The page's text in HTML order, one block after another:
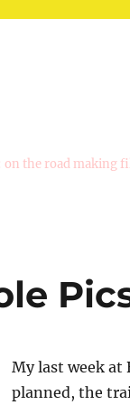
on the road making
My last week at
planned, the